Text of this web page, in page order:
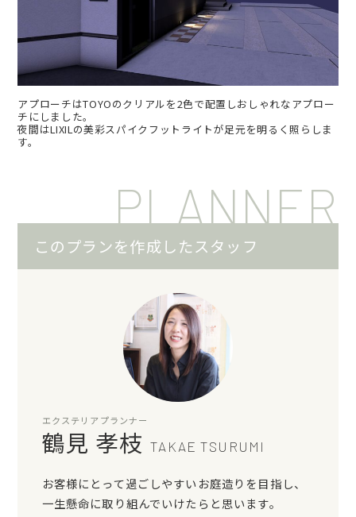
アプローチはTOYOのクリアルを2色で配置しおしゃれなアプロー
チにしました。
夜間はLIXILの美彩スパイクフットライトが足元を明るく照らしま
す。
PLANNER
このプランを作成したスタッフ
エクステリアプランナー
鶴見 孝枝 TAKAE TSURUMI
お客様にとって過ごしやすいお庭造りを目指し、
一生懸命に取り組んでいけたらと思います。